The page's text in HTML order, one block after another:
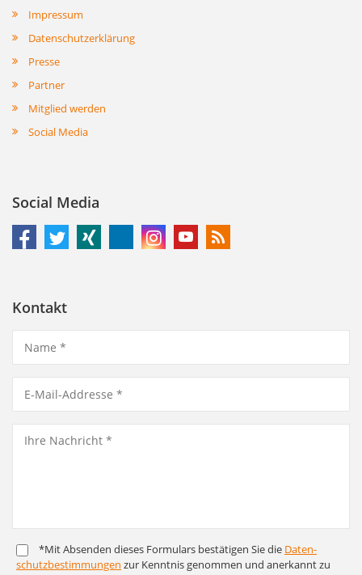
Impressum
Datenschutzerklärung
Presse
Partner
Mitglied werden
Social Media
Social Media
Kontakt
*Mit Absenden dieses Formulars bestätigen Sie die Daten­
schutz­bestim­mungen zur Kenntnis genommen und anerkannt zu